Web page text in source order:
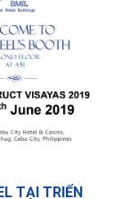
TẠI TRIỂN